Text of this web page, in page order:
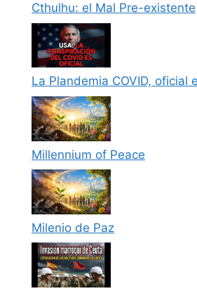
Cthulhu: el Mal Pre-existente
La Plandemia COVID, oficial
Millennium of Peace
Milenio de Paz